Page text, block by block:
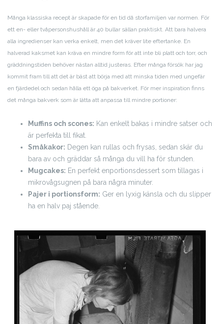
Många klassiska recept är skapade för en tid då storfamiljen var normen. För
ett en- eller tvåpersonshushåll är 40 bullar sällan praktiskt. Att bara halvera
alla ingredienser kan verka enkelt, men det kräver lite eftertanke. En
halverad kaksmet kan kräva en mindre form för att inte bli platt och torr, och
gräddningstiden behöver nästan alltid justeras. Efter många försök har jag
kommit fram till att det är bäst att börja med att minska tiden med ungefär
en fjärdedel och sedan hålla ett öga på bakverket. För mer inspiration finns
det många bakverk som är lätta att anpassa till mindre portioner:
Muffins och scones: Kan enkelt bakas i mindre satser och
är perfekta till fikat.
Småkakor: Degen kan rullas och frysas, sedan skär du
bara av och gräddar så många du vill ha för stunden.
Mugcakes: En perfekt enportionsdessert som tillagas i
mikrovågsugnen på bara några minuter.
Pajer i portionsform: Ger en lyxig känsla och du slipper
ha en halv paj stående.